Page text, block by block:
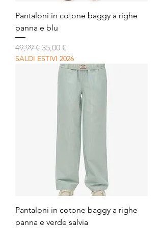
Pantaloni in cotone baggy a righe
panna e blu
Prezzo regolare
49,99 € Prezzo scontato
35,00 €
SALDI ESTIVI 2026
Pantaloni in cotone baggy a righe
panna e verde salvia